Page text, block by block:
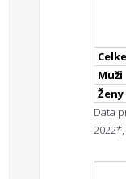
Muži
Ženy
Data